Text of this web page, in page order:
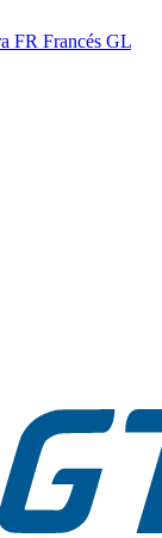
FR Francés GL